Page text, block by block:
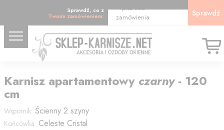
Sprawdź, co z
Twoim zamówieniem:
Wpisz kod
zamówienia
Sprawdź
Karnisz apartamentowy czarny- 120
cm
Wspornik: Ścienny 2 szyny
Końcówka: Celeste Cristal